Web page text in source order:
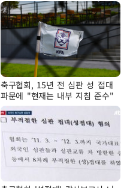
축구협회, 15년 전 심판 성 접대
파문에 "현재는 내부 지침 준수"